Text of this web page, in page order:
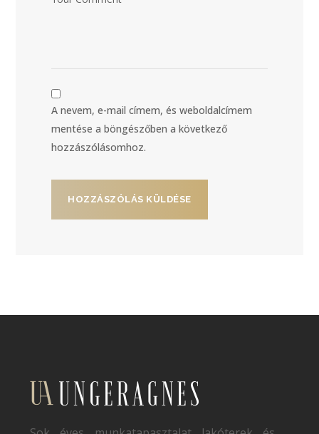
A nevem, e-mail címem, és weboldalcímem
mentése a böngészőben a következő
hozzászólásomhoz.